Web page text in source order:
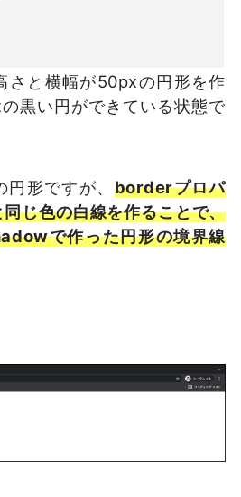
さと横幅が50pxの円形を作
黒い円ができている状態で
形ですが、 borderプロパ
じ色の白線を作ることで、
で作った円形の境界線